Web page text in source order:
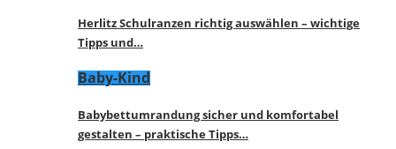
Herlitz Schulranzen richtig auswählen – wichtige
Tipps und…
Baby-Kind
Babybettumrandung sicher und komfortabel
gestalten – praktische Tipps…